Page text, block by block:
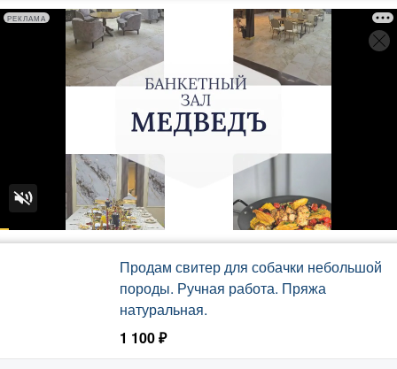
РЕКЛАМА
Продам свитер для собачки небольшой
породы. Ручная работа. Пряжа
натуральная.
1 100 ₽
Вчера, 10:04